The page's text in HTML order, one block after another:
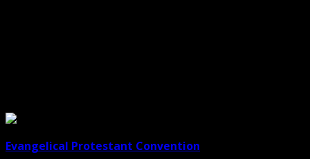
Evangelical Protestant Convention